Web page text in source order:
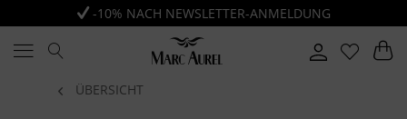
-10% NACH NEWSLETTER-ANMELDUNG
ÜBERSICHT